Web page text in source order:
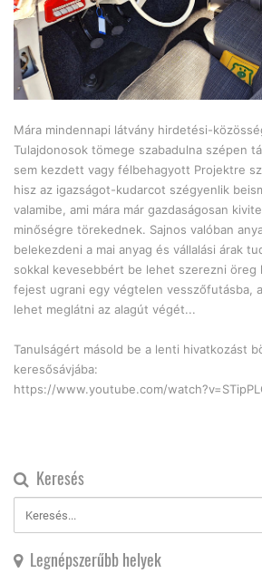
Mára mindennapi látvány hirdetési-
Tulajdonosok tömege szabadulna szépen
sem kezdett vagy félbehagyott Projektre
hisz az igazságot-kudarcot szégyenlik
valamibe, ami mára már gazdaságosan
minőségre törekednek. Sajnos valóban
belekezdeni a mai anyag és vállalási árak
sokkal kevesebbért be lehet szerezni öreg
fejest ugrani egy végtelen vesszőfutásba,
lehet meglátni az alagút végét...
Tanulságért másold be a lenti hivatkozást
keresősávjába:
https://www.youtube.com/
Keresés
Legnépszerűbb helyek